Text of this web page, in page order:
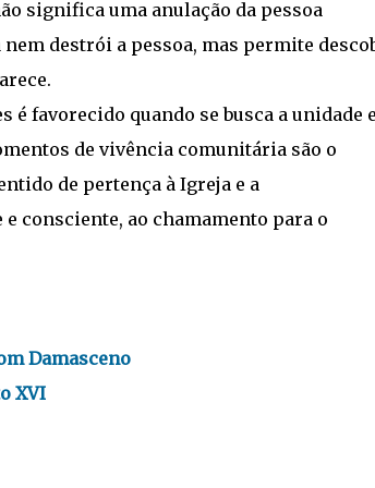
significa uma anulação da pessoa
destrói a pessoa, mas permite
é favorecido quando se busca a unidade e
de vivência comunitária são o
de pertença à Igreja e a
consciente, ao chamamento para o
Damasceno
XVI